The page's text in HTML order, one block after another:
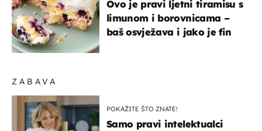
ZABAVA
POKAŽITE ŠTO ZNATE!
Samo pravi intelektualci
Ovo je pravi ljetni tiramisu s
limunom i borovnicama –
baš osvježava i jako je fin